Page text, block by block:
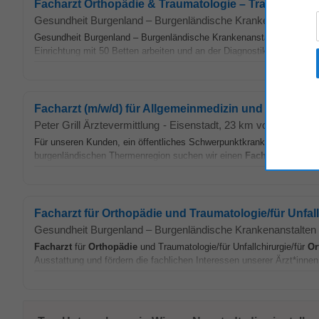
Facharzt Orthopädie & Traumatologie –
Gesundheit Burgenland – Burgenländische
Gesundheit Burgenland – Burgenländische Krankenanstalten
Einrichtung mit 50 Betten arbeiten und an der Diagnostik sowie
Facharzt (m/w/d) für Allgemeinmedizin und
Peter Grill Ärztevermittlung - Eisenstadt, 23 km von Wiener
Für unseren Kunden, ein öffentliches Schwerpunktkrankenhaus
burgenländischen Thermenregion suchen wir einen Facharzt
Facharzt für Orthopädie und Traumatologie/für
Gesundheit Burgenland – Burgenländische
Facharzt für Orthopädie und Traumatologie/für Unfallchirurgie/für
Ausstattung und fördern die fachlichen Interessen unserer